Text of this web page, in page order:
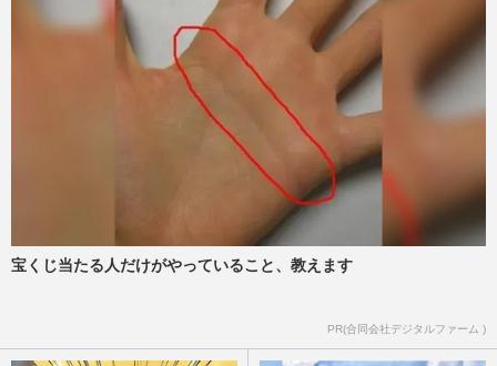
宝くじ当たる人だけがやっていること、教えます
PR(合同会社デジタルファーム )